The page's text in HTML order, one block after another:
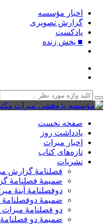
اخبار مؤسسه
گزارش تصویری
پادکست‌
■ پخش زنده
صفحه نخست
یادداشت روز
اخبار میراث
تازه‌های کتاب
نشریات
فصلنامۀ گزارش
ضمیمۀ فصلنامۀ
دوفصلنامۀ آینۀ
ضمیمۀ دوفصلنامۀ
دو فصلنامۀ میراث
ضمیمۀ دو